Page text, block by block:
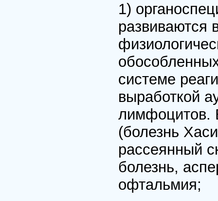
1)
развиваются
системе
выработкой
лимфоцитов.
(болезнь
рассеянный
болезнь,
офтальмия;